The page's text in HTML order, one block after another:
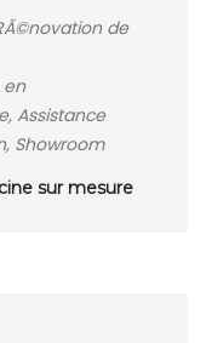
de
en
Assistance
Showroom
sur mesure